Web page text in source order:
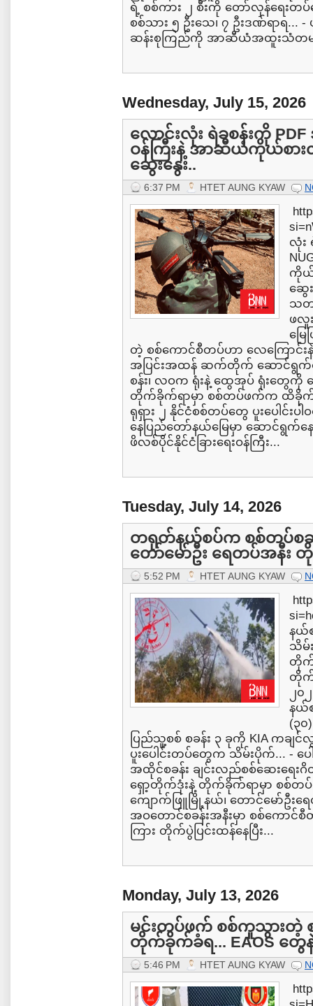
ရဲ့ စစ်ကား ၂ စီးကို တော်လှန်ရေး
စစ်သား ၅ ဦးသေ၊ ၇ ဦးဒဏ်ရာရ...
ဆန်းစုကြည်ကို အာဆီယံအထူးသံတမ
Wednesday, July 15, 2026
လောင်းလုံး ရဲခစန်းကို PDF
ဝန်ကြီးနဲ့ အာဆီယံကိုယ်စာ
ဆွေးနွေး..
6:37 PM HTET AUNG KYAW
လုံး
ကိုယ်
ဆွေ
သတ
ဖလူ
မြေ
တဲ့ စစ်ကောင်စီတပ်ဟာ လေကြောင်
အပြင်းအထန် ဆက်တိုက် ဆောင်ရွက်န
စန်း၊ လဝက ရုံးနဲ့ ထွေအုပ် ရုံးတွေကို
တိုက်ခိုက်ရာမှာ စစ်တပ်ဖက်က ထိခိုက် သ
ရုရှား ၂ နိုင်ငံစစ်တပ်တွေ ပူးပေါင်း
နေပြည်တော်နယ်မြေမှာ ဆောင်ရွ
ဖိလစ်ပိုင်နိုင်ငံခြားရေးဝန်ကြီး...
Tuesday, July 14, 2026
တရုတ်နယ်စပ်က စစ်တပ်စခန်
တော်မော်ဦး ရေတပ်အနီး
5:52 PM HTET AUNG KYAW
နယ်
သိမ်
တိုက်
တိုက်
၂၀
နယ်
(၃၀
ပြည်သူ့စစ် စခန်း ၃ ခုကို KIA ကချ
ပူးပေါင်းတပ်တွေက သိမ်းပိုက်... - ပ
အထိုင်စခန်း ချင်းလည်စစ်ဆေးရေ
ရှော့တိုက်ဒုံးနဲ့ တိုက်ခိုက်ရာမှာ စစ်တ
ကျောက်ဖြူမြို့နယ်၊ တောင်မော်ဦး
အဝတောင်စခန်းအနီးမှာ စစ်ကောင်
ကြား တိုက်ပွဲပြင်းထန်နေပြီး...
Monday, July 13, 2026
မင်းတပ်ဖက် စစ်ကူသွားတဲ့ စ
တိုက်ခိုက်ခံရ... EAOS တွေ
5:46 PM HTET AUNG KYAW